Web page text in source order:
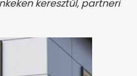
keresztül, partneri